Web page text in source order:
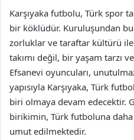
Karşıyaka futbolu, Türk spor
bir köklüdür. Kuruluşundan bu
zorluklar ve taraftar kültürü ile
takımı değil, bir yaşam tarzı
Efsanevi oyuncuları,
yapısıyla Karşıyaka, Türk
biri olmaya devam edecektir.
birikimin, Türk futboluna daha
umut edilmektedir.